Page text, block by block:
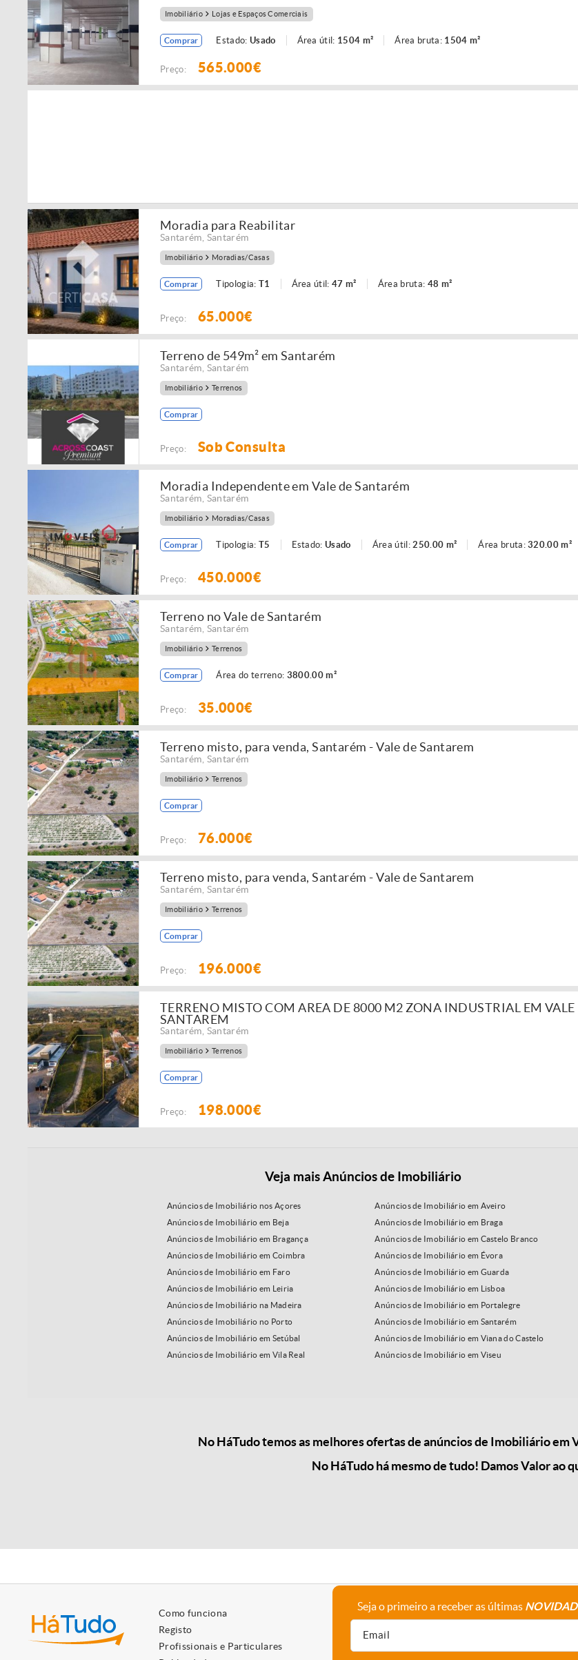
Imobiliário Lojas e Espaços Comerciais
Comprar Estado: Usado Área útil: 1504 m² Área bruta: 1504 m²
Preço: 565.000€
Moradia para Reabilitar
Santarém Santarém
Imobiliário Moradias/Casas
Comprar Tipologia: T1 Área útil:47 m² Área bruta: 48 m²
Preço: 65.000€
Terreno de 549m² em Santarém
Santarém Santarém
Imobiliário Terrenos
Comprar
Preço: Sob Consulta
Moradia Independente em Vale de Santarém
Santarém Santarém
Imobiliário Moradias/Casas
Comprar Tipologia: T5 Estado:Usado Área útil:250.00 m² Área bruta:320.00 m²
Preço: 450.000€
Terreno no Vale de Santarém
Santarém Santarém
Imobiliário Terrenos
Comprar Área do terreno: 3800.00 m²
Preço: 35.000€
Terreno misto, para venda, Santarém - Vale de Santarem
Santarém Santarém
Imobiliário Terrenos
Comprar
Preço: 76.000€
Terreno misto, para venda, Santarém - Vale de Santarem
Santarém Santarém
Imobiliário Terrenos
Comprar
Preço: 196.000€
TERRENO MISTO COM AREA DE 8000 M2 ZONA INDUSTRIAL EM VALE
SANTAREM
Santarém Santarém
Imobiliário Terrenos
Comprar
Preço: 198.000€
Veja mais Anúncios de Imobiliário
Anúncios de Imobiliário nos Açores
Anúncios de Imobiliário em Aveiro
Anúncios de Imobiliário em Beja
Anúncios de Imobiliário em Braga
Anúncios de Imobiliário em Bragança
Anúncios de Imobiliário em Castelo Branco
Anúncios de Imobiliário em Coimbra
Anúncios de Imobiliário em Évora
Anúncios de Imobiliário em Faro
Anúncios de Imobiliário em Guarda
Anúncios de Imobiliário em Leiria
Anúncios de Imobiliário em Lisboa
Anúncios de Imobiliário na Madeira
Anúncios de Imobiliário em Portalegre
Anúncios de Imobiliário no Porto
Anúncios de Imobiliário em Santarém
Anúncios de Imobiliário em Setúbal
Anúncios de Imobiliário em Viana do Castelo
Anúncios de Imobiliário em Vila Real
Anúncios de Imobiliário em Viseu
No HáTudo temos as melhores ofertas de anúncios de Imobiliário em
No HáTudo há mesmo de tudo! Damos Valor ao
Como funciona
Registo
Profissionais e Particulares
A empresa
Seja o primeiro a receber as últimas